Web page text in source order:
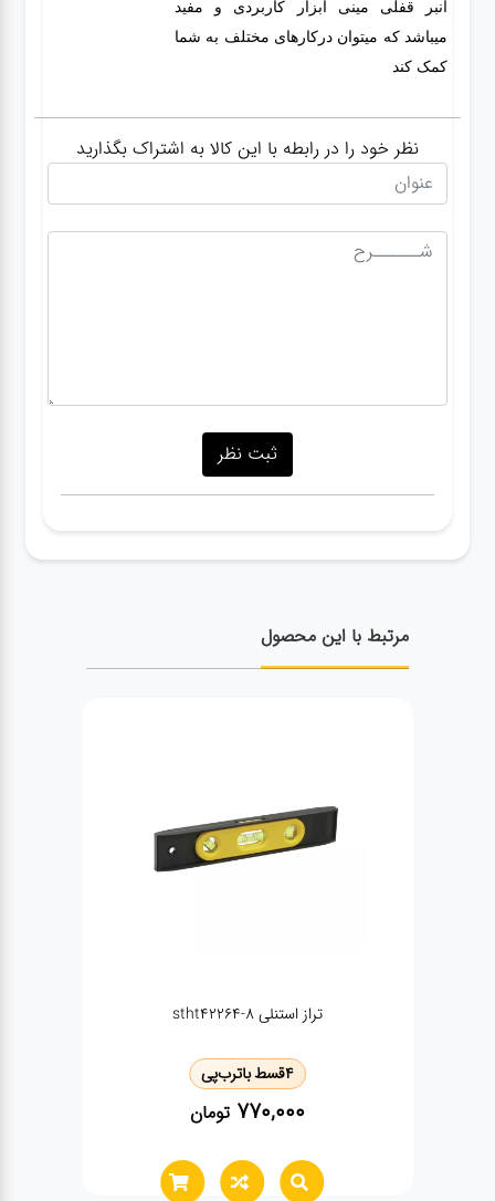
انبر قفلی مینی ابزار کاربردی و مفید
میباشد که میتوان درکارهای مختلف به شما
کمک کند
نظر خود را در رابطه با این کالا به اشتراک بگذارید
مرتبط با این محصول
مجموعه 7 عددی ابزار اینکو مدل HKTH10807
4قسط باترب‌پی
1,900,000 تومان